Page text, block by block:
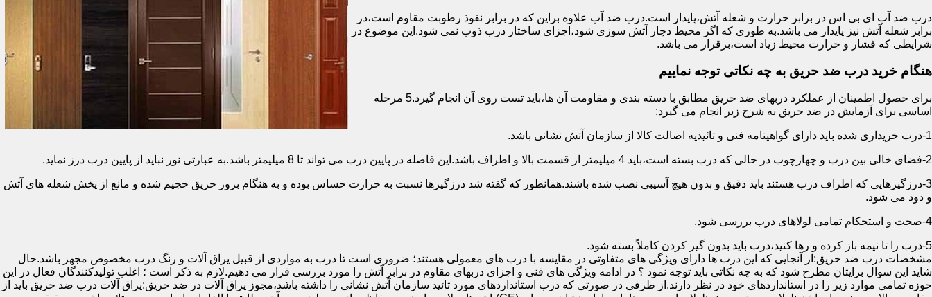
درب ضد آب ای بی اس در برابر حرارت و شعله آتش،پایدار است.درب ضد آب علاوه براین که در برابر نفوذ رطوبت مقاوم است،در
برابر شعله آتش نیز پایدار می باشد.به طوری که اگر محیط دچار آتش سوزی شود،اجزای ساختار درب ذوب نمی شود.این موضوع در
شرایطی که فشار و حرارت محیط زیاد است،برقرار می باشد.
هنگام خرید درب ضد حریق به چه نکاتی توجه نماییم
برای حصول اطمینان از عملکرد دربهای ضد حریق مطابق با دسته بندی و مقاومت آن ها،باید تست روی آن انجام گیرد.5 مرحله
اساسی برای آزمایش در ضد حریق به شرح زیر انجام می گیرد:
1-درب خریداری شده باید دارای گواهینامه فنی و تائیدیه اصالت کالا از سازمان آتش نشانی باشد.
2-فضای خالی بین درب و چهارچوب در حالی که درب بسته است،باید 4 میلیمتر از قسمت بالا و اطراف باشد.این فاصله در پایین درب می تواند تا 8 میلیمتر باشد.به عبارتی نور نباید از پایین درب درز نماید.
3-درزگیرهایی که اطراف درب هستند باید دقیق و بدون هیچ آسیبی نصب شده باشند.همانطور که گفته شد درزگیرها نسبت به حرارت حساس بوده و به هنگام بروز حریق حجیم شده و مانع از پخش شعله های آتش
و دود می شود.
4-صحت و استحکام تمامی لولاهای درب بررسی شود.
5-درب را تا نیمه باز کرده و رها کنید،درب باید بدون گیر کردن کاملاً بسته شود.
مشخصات درب ضد حریق:از آنجایی که این درب ها دارای ویژگی های متفاوتی در مقایسه با درب های معمولی هستند؛ ضروری است تا درب به مواردی از قبیل یراق آلات و رنگ درب مخصوص مجهز باشد.حال
شاید این سوال برایتان مطرح شود که به چه نکاتی باید توجه نمود ؟ در ادامه ویژگی های فنی و اجزای دربهای مقاوم در برابر آتش را مورد بررسی قرار می دهیم.لازم به ذکر است ؛ اغلب تولیدکنندگان فعال در این
حوزه تمامی موارد زیر را در استانداردهای خود در نظر دارند.از طرفی در صورتی که درب استانداردهای مورد تائید سازمان آتش نشانی را داشته باشد،مجوز یراق آلات در ضد حریق:یراق آلات درب ضد حریق باید از